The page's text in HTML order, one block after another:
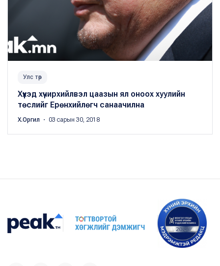
Улс төр
Хүүхэд хүчирхийлвэл цаазын ял оноох хуулийн
төслийг Ерөнхийлөгч санаачилна
Х.Оргил ・ 03 сарын 30, 2018